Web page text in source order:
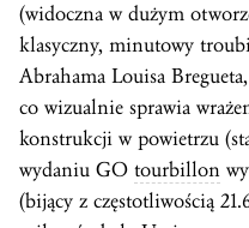
(widoczna w dużym
klasyczny, minutowy
Abrahama Louisa
co wizualnie sprawia
konstrukcji w powietrzu
wydaniu GO tourbillon
(bijący z częstotliwością